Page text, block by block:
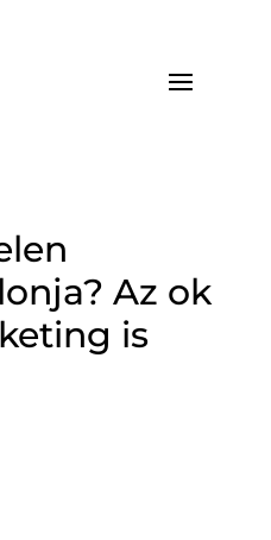
Az ok
is